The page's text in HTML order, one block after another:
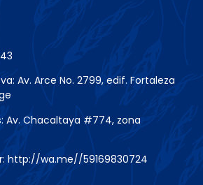
Av. Arce No. 2799, edif. Fortaleza
Av. Chacaltaya #774, zona
http://wa.me//59169830724